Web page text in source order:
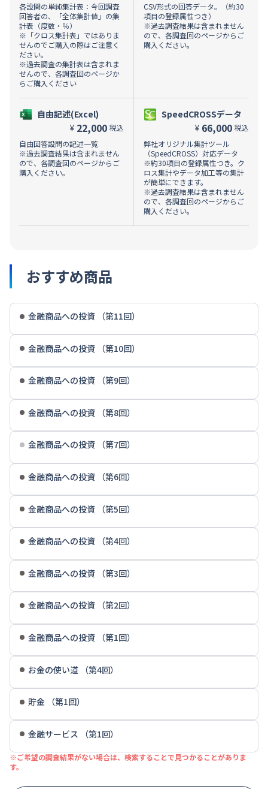
各設問の単純集計表：今回調査
回答者の、「全体集計値」の集
計表（度数・％）
※「クロス集計表」ではありま
せんのでご購入の際はご注意く
ださい。
※過去調査の集計表は含まれま
せんので、各調査回のページか
らご購入ください
自由記述(Excel)
¥ 22,000 税込
自由回答設問の記述一覧
※過去調査結果は含まれません
ので、各調査回のページからご
購入ください。
CSV形式の回答データ。（約30
項目の登録属性つき）
※過去調査結果は含まれません
ので、各調査回のページからご
購入ください。
SpeedCROSSデータ
¥ 66,000 税込
弊社オリジナル集計ツール
（SpeedCROSS）対応データ
※約30項目の登録属性つき。ク
ロス集計やデータ加工等の集計
が簡単にできます。
※過去調査結果は含まれません
ので、各調査回のページからご
購入ください。
おすすめ商品
金融商品への投資 （第11回）
金融商品への投資 （第10回）
金融商品への投資 （第9回）
金融商品への投資 （第8回）
金融商品への投資 （第7回）
金融商品への投資 （第6回）
金融商品への投資 （第5回）
金融商品への投資 （第4回）
金融商品への投資 （第3回）
金融商品への投資 （第2回）
金融商品への投資 （第1回）
お金の使い道 （第4回）
貯金 （第1回）
金融サービス （第1回）
※ご希望の調査結果がない場合は、検索することで見つかることがありま
す。